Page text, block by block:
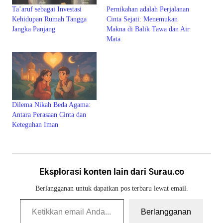
Ta’aruf sebagai Investasi
Kehidupan Rumah Tangga
Jangka Panjang
Pernikahan adalah Perjalanan
Cinta Sejati: Menemukan
Makna di Balik Tawa dan Air
Mata
Dilema Nikah Beda Agama:
Antara Perasaan Cinta dan
Keteguhan Iman
Eksplorasi konten lain dari Surau.co
Berlangganan untuk dapatkan pos terbaru lewat email.
Ketikkan email Anda...
Berlangganan